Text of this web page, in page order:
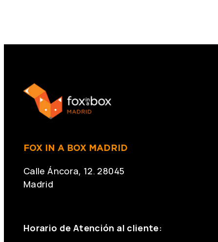
FOX IN A BOX MADRID
Calle Áncora, 12. 28045
Madrid
Horario de Atención al cliente: